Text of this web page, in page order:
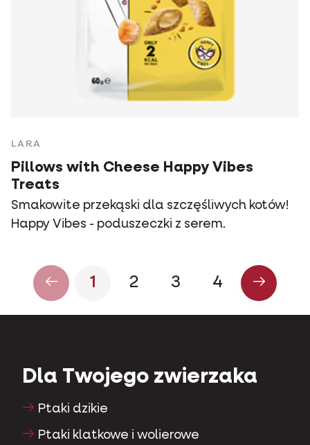
LARA
Pillows with Cheese Happy Vibes
Treats
Smakowite przekąski dla szczęśliwych kotów!
Happy Vibes - poduszeczki z serem.
1 2 3 4
Dla Twojego zwierzaka
Ptaki dzikie
Ptaki klatkowe i wolierowe